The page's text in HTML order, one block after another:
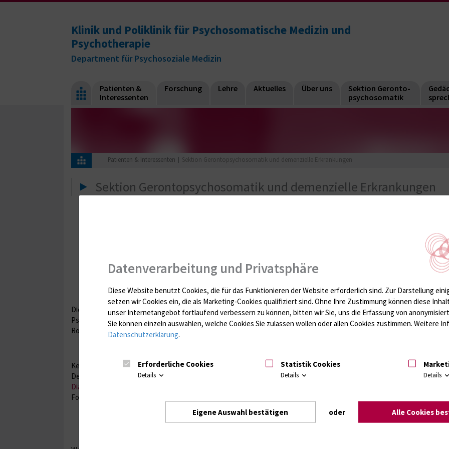
Klinik und Poliklinik für Psychosomatische Medizin und
Psychotherapie
Department für Psychosoziale Medizin
Patienten &
Interessenten
Forschung Lehre Aktuelles Über uns
Sektion Geronto-
psychosomatik
Patienten & Interessenten Sektion Gerontopsychosomatik und demenzielle Erkrankungen
Sektion Gerontopsychosomatik und demenzielle Erkrankungen
Die Sektion für Gerontopsychosomatik und demenzielle Erkrankungen ist ein Teil der Klinik und Poliklinik für
Psychosomatische Medizin und Psychotherapie am Zentrum für Nervenheilkunde der Universitätsmedizin
Rostock. Leiter ist Prof. Dr. med. Stefan Teipel.
Kernaufgabe der Sektion ist die bestmögliche Behandlung und Versorgung von Patienten mit
Demenzerkrankungen und deren Angehörigen. Die
Gedächtnissprechstunde
Diagnosestellung
Forschungsambulanz für Gedächtnisstörung, die gemeinsam mit dem
Datenverarbeitung und Privatsphäre
Diese Website benutzt Cookies, die für das Funktionieren der Website erforderlich sind. Zur Darstellung
setzen wir Cookies ein, die als Marketing-Cookies qualifiziert sind. Ohne Ihre Zustimmung können diese
unser Internetangebot fortlaufend verbessern zu können, bitten wir Sie, uns die Erfassung von
Sie können einzeln auswählen, welche Cookies Sie zulassen wollen oder allen Cookies zustimmen. Weitere
Datenschutzerklärung.
Erforderliche Cookies
Details
Statistik Cookies
Details Details
Eigene Auswahl bestätigen oder Alle Cookies